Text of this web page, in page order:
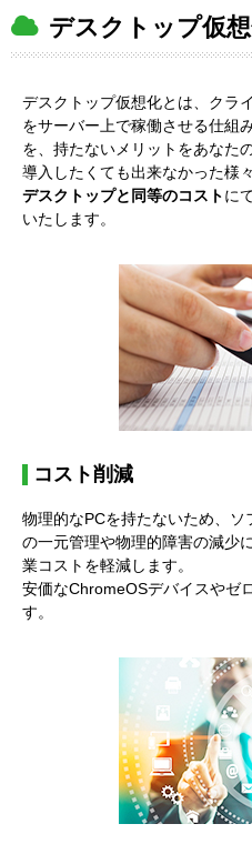
デスクトップ仮
デスクトップ仮想化とは、クラ
をサーバー上で稼働させる仕組
を、持たないメリットをあなた
導入したくても出来なかった様
デスクトップと同等のコストに
いたします。
コスト削減
物理的なPCを持たないため、
の一元管理や物理的障害の減少
業コストを軽減します。
安価なChromeOSデバイスやゼ
す。